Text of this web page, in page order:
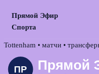
Прямой Эфир
Спорта
Skip
content
Tottenham • матчи •